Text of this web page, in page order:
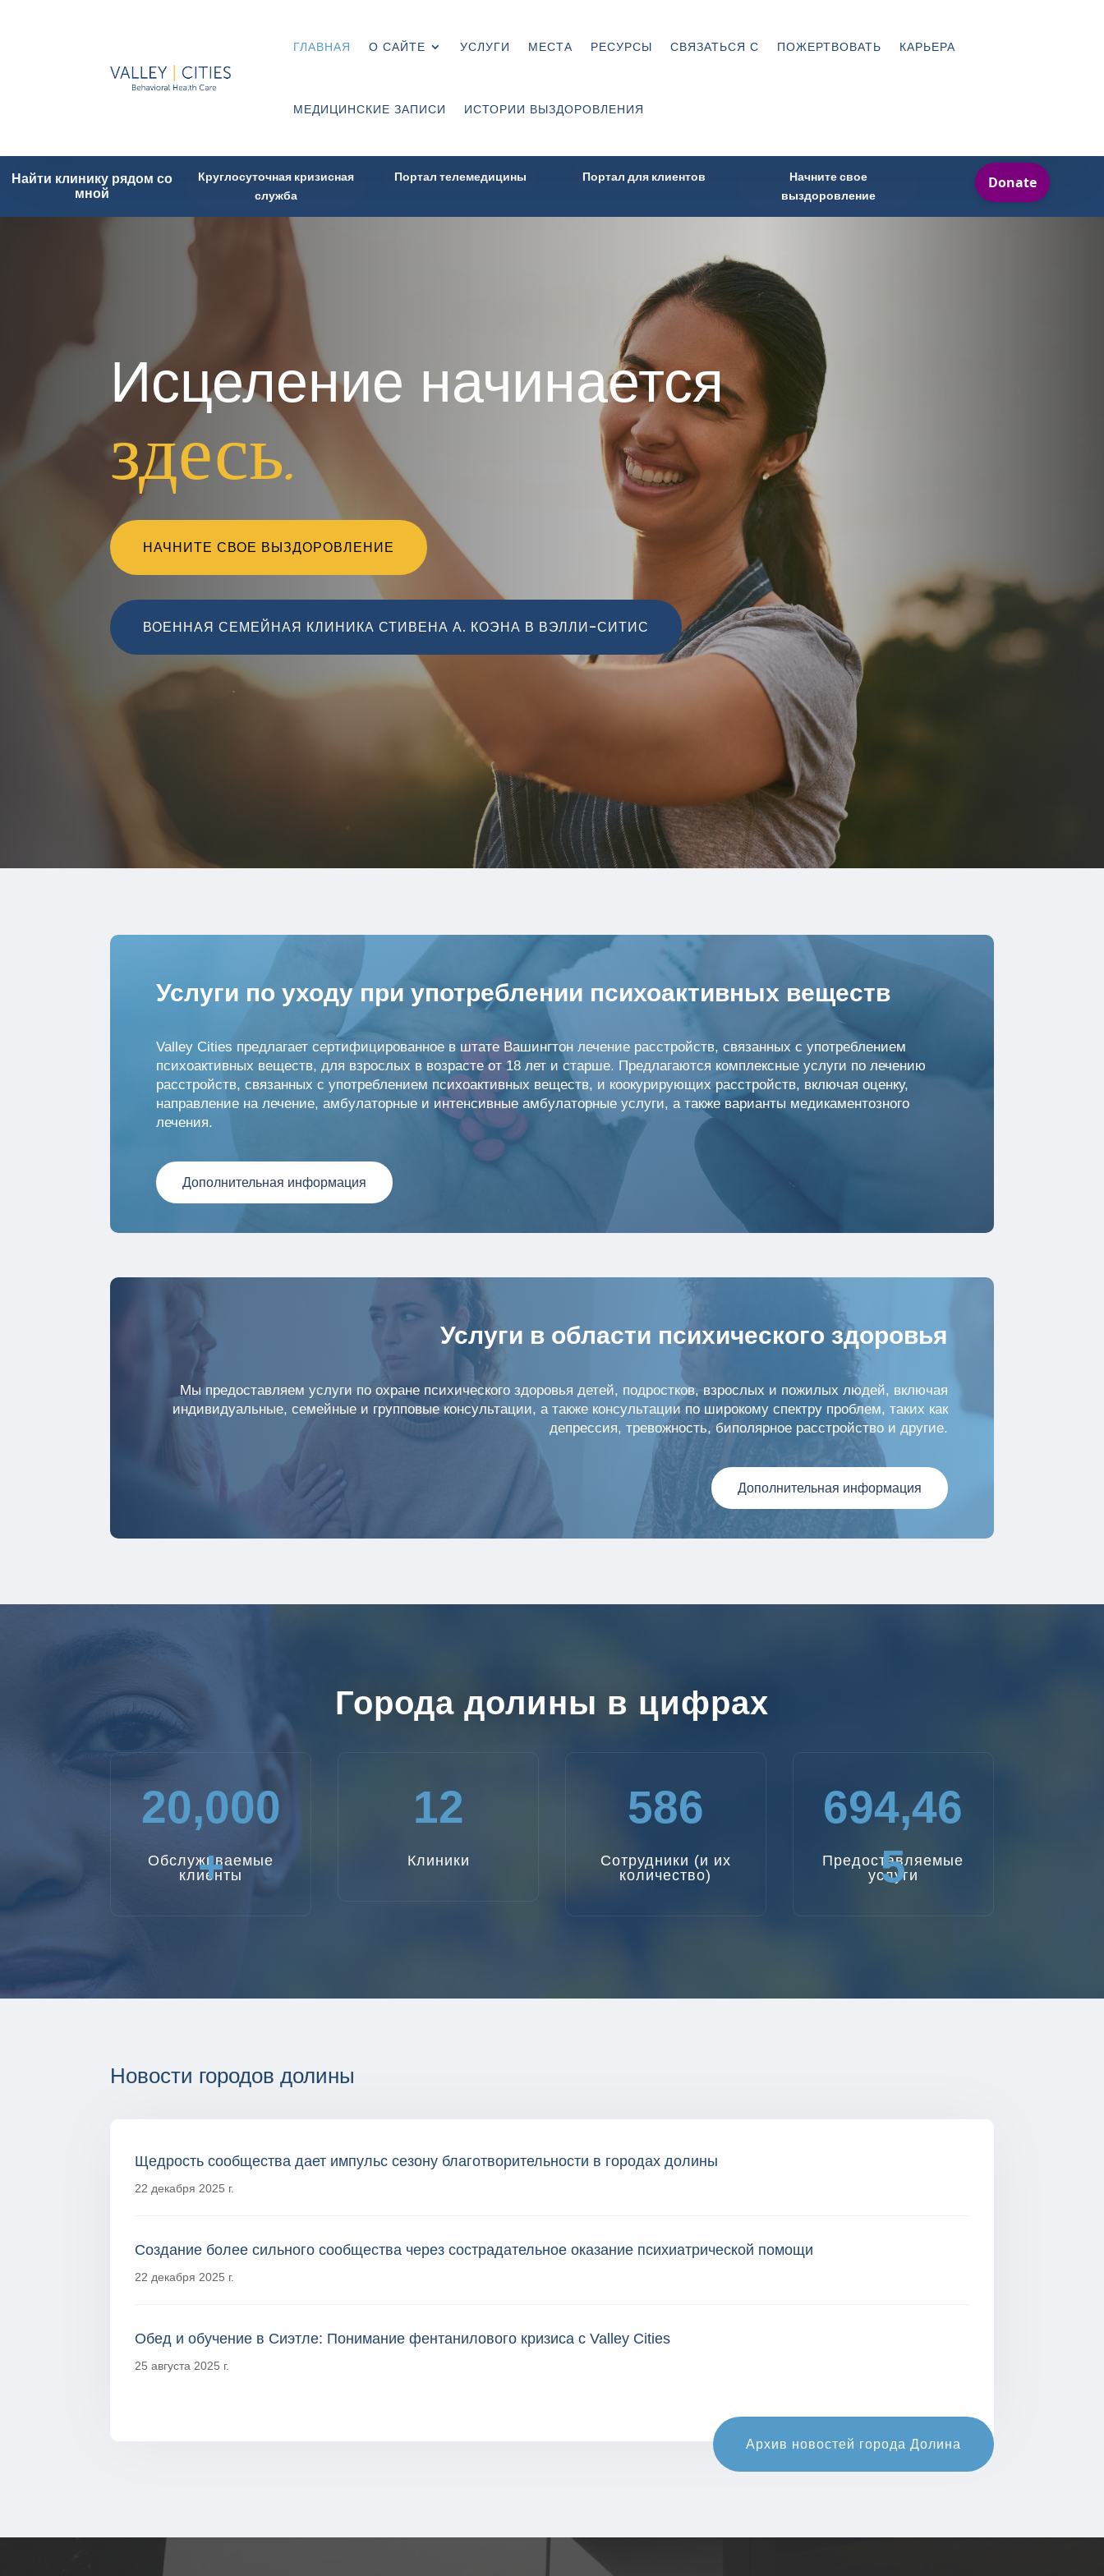
ГЛАВНАЯ О САЙТЕ УСЛУГИ МЕСТА РЕСУРСЫ СВЯЗАТЬСЯ С ПОЖЕРТВОВАТЬ КАРЬЕРА
МЕДИЦИНСКИЕ ЗАПИСИ ИСТОРИИ ВЫЗДОРОВЛЕНИЯ
Найти клинику рядом со
мной
Круглосуточная кризисная
служба
Портал телемедицины Портал для клиентов
Начните свое
выздоровление
Исцеление начинается
здесь.
НАЧНИТЕ СВОЕ ВЫЗДОРОВЛЕНИЕ
ВОЕННАЯ СЕМЕЙНАЯ КЛИНИКА СТИВЕНА А. КОЭНА В ВЭЛЛИ-СИТИС
Услуги по уходу при употреблении психоактивных веществ
Valley Cities предлагает сертифицированное в штате Вашингтон лечение расстройств, связанных с употреблением
психоактивных веществ, для взрослых в возрасте от 18 лет и старше. Предлагаются комплексные услуги по лечению
расстройств, связанных с употреблением психоактивных веществ, и коокурирующих расстройств, включая оценку,
направление на лечение, амбулаторные и интенсивные амбулаторные услуги, а также варианты медикаментозного
лечения.
Дополнительная информация
Услуги в области психического здоровья
Мы предоставляем услуги по охране психического здоровья детей, подростков, взрослых и пожилых людей, включая
индивидуальные, семейные и групповые консультации, а также консультации по широкому спектру проблем, таких как
депрессия, тревожность, биполярное расстройство и другие.
Дополнительная информация
Города долины в цифрах
20,000
+
Обслуживаемые
клиенты
12
Клиники
586
Сотрудники (и их
количество)
694,46
5
Предоставляемые
услуги
Новости городов долины
Щедрость сообщества дает импульс сезону благотворительности в городах долины
22 декабря 2025 г.
Создание более сильного сообщества через сострадательное оказание психиатрической помощи
22 декабря 2025 г.
Обед и обучение в Сиэтле: Понимание фентанилового кризиса с Valley Cities
25 августа 2025 г.
Архив новостей города Долина